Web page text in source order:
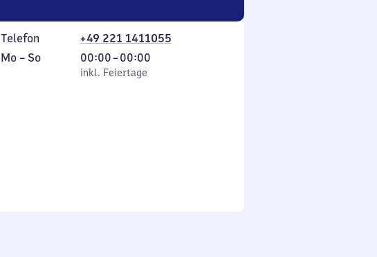
Telefon
+49 221 1411055
Montag
Mo – So,
inkl. Feiertage
00:00–00:00
Von
0
inkl. Feiertage